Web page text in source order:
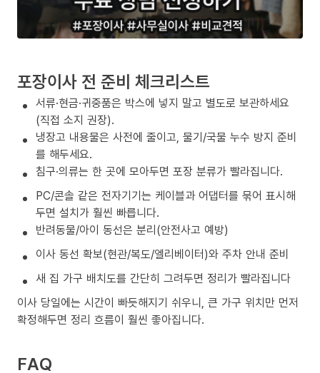
포장이사 전 준비 체크리스트
서류·현금·귀중품은 박스에 넣지 말고 별도로 보관하세요
(직접 소지 권장).
냉장고 내용물은 사전에 줄이고, 물기/국물 누수 방지 준비
를 해두세요.
침구·의류는 한 곳에 모아두면 포장 분류가 빨라집니다.
PC/콘솔 같은 전자기기는 케이블과 어댑터를 묶어 표시해
두면 설치가 훨씬 빠릅니다.
반려동물/아이 동선은 분리(안전사고 예방)
이사 동선 확보(현관/복도/엘리베이터)와 주차 안내 준비
새 집 가구 배치도를 간단히 그려두면 정리가 빨라집니다
이사 당일에는 시간이 빠듯해지기 쉬우니, 큰 가구 위치만 먼저
확정해두면 정리 흐름이 훨씬 좋아집니다.
FAQ